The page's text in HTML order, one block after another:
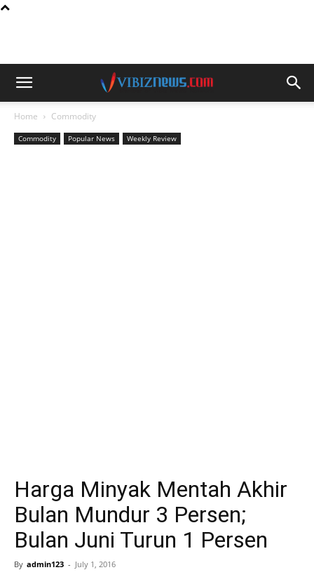
Home Commodity
Commodity Popular News Weekly Review
Harga Minyak Mentah Akhir
Bulan Mundur 3 Persen;
Bulan Juni Turun 1 Persen
By admin123 - July 1, 2016